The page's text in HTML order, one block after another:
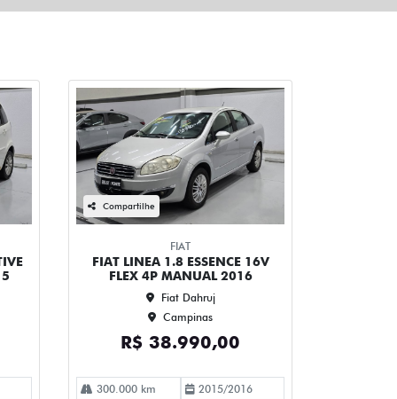
Compartilhe
FIAT
FIAT LINEA 1.8 ESSENCE 16V
FLEX 4P MANUAL 2016
Fiat Dahruj
Campinas
R$ 38.990,00
300.000 km 2015/2016